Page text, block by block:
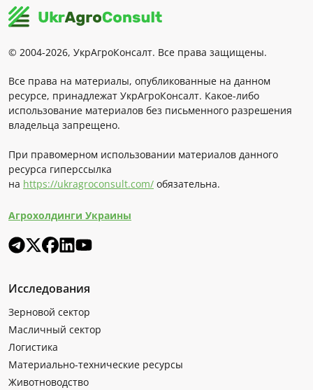
© 2004-2026, УкрАгроКонсалт. Все права защищены.
Все права на материалы, опубликованные на данном
ресурсе, принадлежат УкрАгроКонсалт. Какое-либо
использование материалов без письменного разрешения
владельца запрещено.
При правомерном использовании материалов данного
ресурса гиперссылка
на https://ukragroconsult.com/ обязательна.
Агрохолдинги Украины
Исследования
Зерновой сектор
Масличный сектор
Логистика
Материально-технические ресурсы
Животноводство